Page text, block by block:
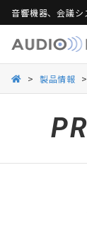
音響機器、会議
> 製品情報 >